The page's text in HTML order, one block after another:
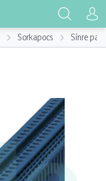
Sorkapocs Sínre